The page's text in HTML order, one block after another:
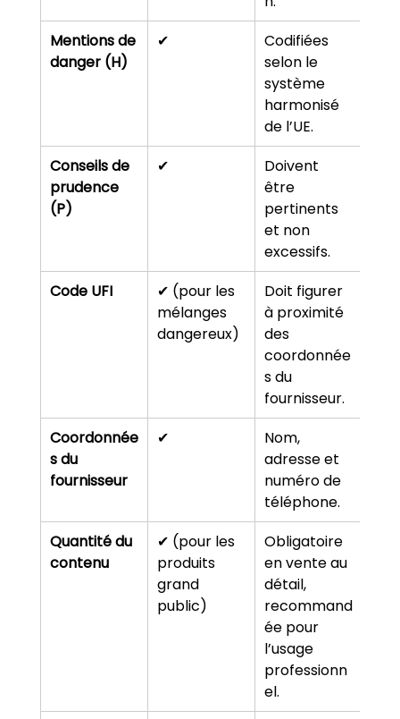
Mentions de
danger (H)
✔
Codifiées
selon le
système
harmonisé
de l’UE.
Conseils de
prudence
(P)
✔
Doivent
être
pertinents
et non
excessifs.
Code UFI
✔ (pour les
mélanges
dangereux)
Doit figurer
à proximité
des
coordonnée
s du
fournisseur.
Coordonnée
s du
fournisseur
✔
Nom,
adresse et
numéro de
téléphone.
Quantité du
contenu
✔ (pour les
produits
grand
public)
Obligatoire
en vente au
détail,
recommand
ée pour
l’usage
professionn
el.